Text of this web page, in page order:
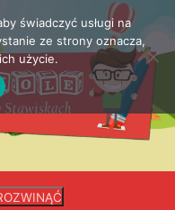
świadczyć usługi na
ze strony oznacza,
użycie.